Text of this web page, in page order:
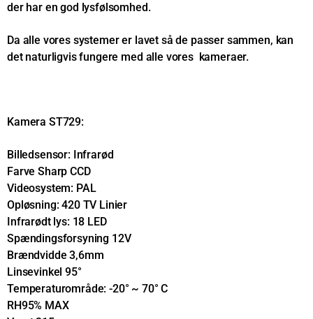
der har en god lysfølsomhed.
Da alle vores systemer er lavet så de passer sammen, kan
det naturligvis fungere med alle vores kameraer.
Kamera ST729:
Billedsensor: Infrarød
Farve Sharp CCD
Videosystem: PAL
Opløsning: 420 TV Linier
Infrarødt lys: 18 LED
Spændingsforsyning 12V
Brændvidde 3,6mm
Linsevinkel 95°
Temperaturområde: -20° ~ 70° C
RH95% MAX